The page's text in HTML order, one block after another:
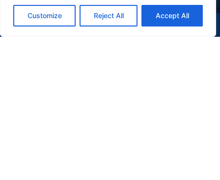
Customize Reject All Accept All
(47) 9 9977-7630